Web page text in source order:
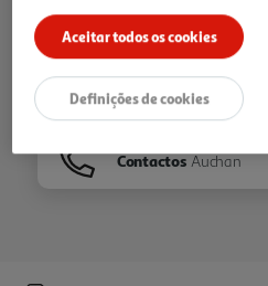
Ir para Homepage
Folhetos
Contactos Auchan
Aceitar todos os cookies
Definições de cookies